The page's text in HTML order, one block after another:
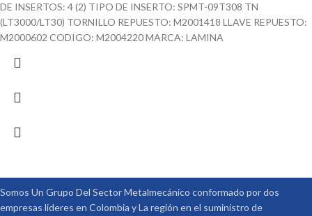
DE INSERTOS: 4 (2) TIPO DE INSERTO: SPMT-09T308 TN
(LT3000/LT30) TORNILLO REPUESTO: M2001418 LLAVE REPUESTO:
M2000602 CODIGO: M2004220 MARCA: LAMINA
Somos Un Grupo Del Sector Metalmecánico conformado por dos
empresas lideres en Colombia y La región en el suministro de